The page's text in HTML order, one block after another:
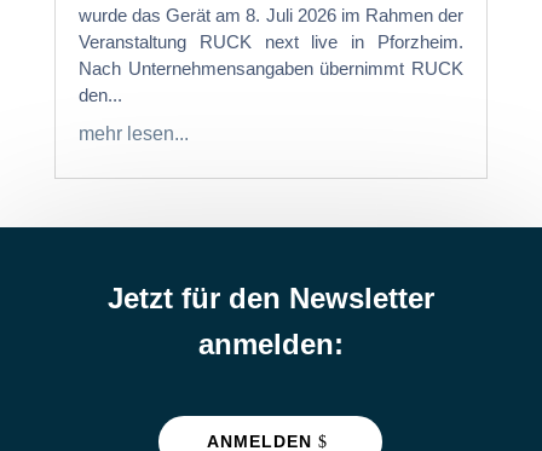
wurde das Gerät am 8. Juli 2026 im Rahmen der
Veranstaltung RUCK next live in Pforzheim.
Nach Unternehmensangaben übernimmt RUCK
den...
mehr lesen...
Jetzt für den Newsletter
anmelden:
ANMELDEN